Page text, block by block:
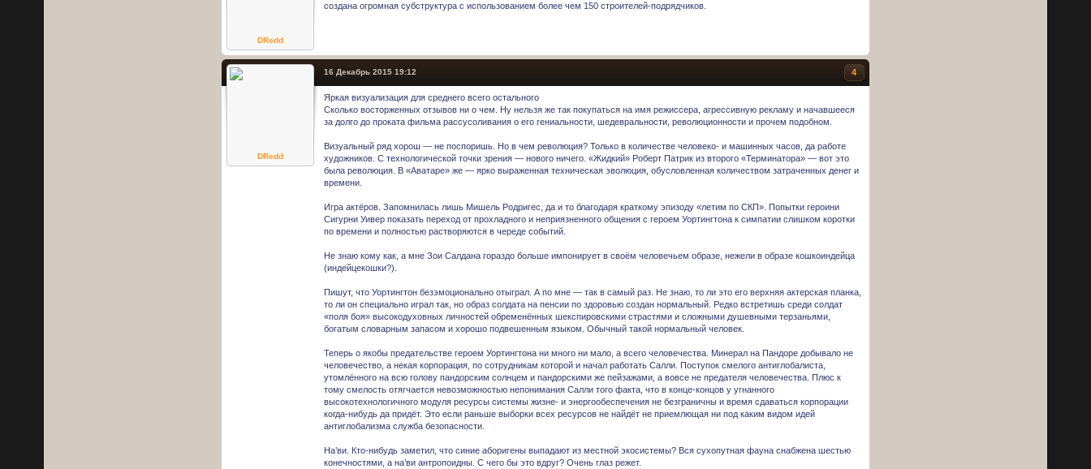
DRedd
создана огромная субструктура с использованием более чем 150 строителей-подрядчиков.
16 Декабрь 2015 19:12 4
DRedd
Яркая визуализация для среднего всего остального
Сколько восторженных отзывов ни о чем. Ну нельзя же так покупаться на имя режиссера, агрессивную рекламу и начавшееся
за долго до проката фильма рассусоливания о его гениальности, шедевральности, революционности и прочем подобном.
Визуальный ряд хорош — не поспоришь. Но в чем революция? Только в количестве человеко- и машинных часов, да работе
художников. С технологической точки зрения — нового ничего. «Жидкий» Роберт Патрик из второго «Терминатора» — вот это
была революция. В «Аватаре» же — ярко выраженная техническая эволюция, обусловленная количеством затраченных денег и
времени.
Игра актёров. Запомнилась лишь Мишель Родригес, да и то благодаря краткому эпизоду «летим по СКП». Попытки героини
Сигурни Уивер показать переход от прохладного и неприязненного общения с героем Уортингтона к симпатии слишком коротки
по времени и полностью растворяются в череде событий.
Не знаю кому как, а мне Зои Салдана гораздо больше импонирует в своём человечьем образе, нежели в образе кошкоиндейца
(индейцекошки?).
Пишут, что Уортингтон безэмоционально отыграл. А по мне — так в самый раз. Не знаю, то ли это его верхняя актерская планка,
то ли он специально играл так, но образ солдата на пенсии по здоровью создан нормальный. Редко встретишь среди солдат
«поля боя» высокодуховных личностей обременённых шекспировскими страстями и сложными душевными терзаньями,
богатым словарным запасом и хорошо подвешенным языком. Обычный такой нормальный человек.
Теперь о якобы предательстве героем Уортингтона ни много ни мало, а всего человечества. Минерал на Пандоре добывало не
человечество, а некая корпорация, по сотрудникам которой и начал работать Салли. Поступок смелого антиглобалиста,
утомлённого на всю голову пандорским солнцем и пандорскими же пейзажами, а вовсе не предателя человечества. Плюс к
тому смелость отягчается невозможностью непонимания Салли того факта, что в конце-концов у угнанного
высокотехнологичного модуля ресурсы системы жизне- и энергообеспечения не безграничны и время сдаваться корпорации
когда-нибудь да придёт. Это если раньше выборки всех ресурсов не найдёт не приемлющая ни под каким видом идей
антиглобализма служба безопасности.
На’ви. Кто-нибудь заметил, что синие аборигены выпадают из местной экосистемы? Вся сухопутная фауна снабжена шестью
конечностями, а на’ви антропоидны. С чего бы это вдруг? Очень глаз режет.